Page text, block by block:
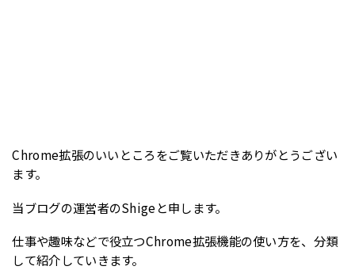
Chrome拡張のいいところをご覧いただきありがとうござい
ます。
当ブログの運営者のShigeと申します。
仕事や趣味などで役立つChrome拡張機能の使い方を、分類
して紹介していきます。